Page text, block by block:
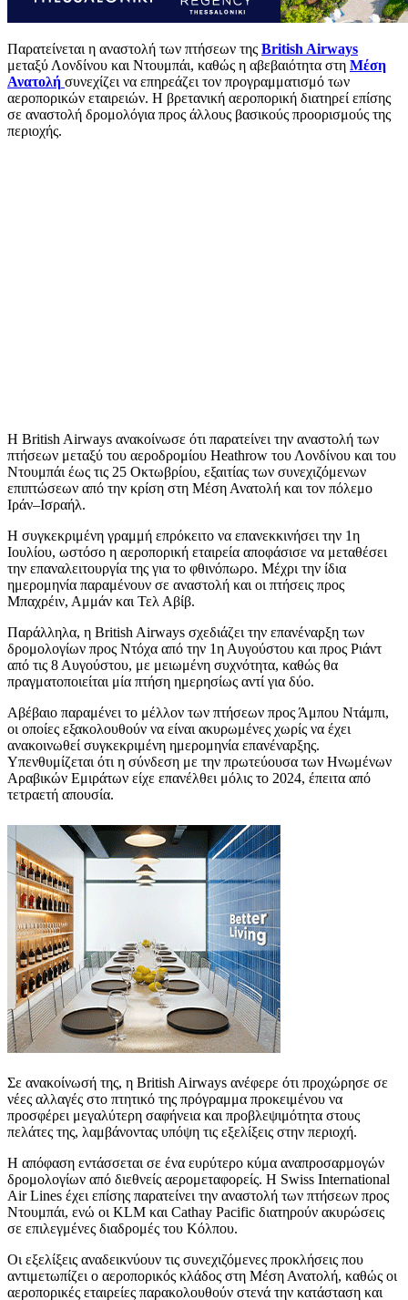
Παρατείνεται η αναστολή των πτήσεων της British Airways
μεταξύ Λονδίνου και Ντουμπάι, καθώς η αβεβαιότητα στη Μέση
Ανατολή συνεχίζει να επηρεάζει τον προγραμματισμό των
αεροπορικών εταιρειών. Η βρετανική αεροπορική διατηρεί επίσης
σε αναστολή δρομολόγια προς άλλους βασικούς προορισμούς της
περιοχής.
Η British Airways ανακοίνωσε ότι παρατείνει την αναστολή των
πτήσεων μεταξύ του αεροδρομίου Heathrow του Λονδίνου και του
Ντουμπάι έως τις 25 Οκτωβρίου, εξαιτίας των συνεχιζόμενων
επιπτώσεων από την κρίση στη Μέση Ανατολή και τον πόλεμο
Ιράν–Ισραήλ.
Η συγκεκριμένη γραμμή επρόκειτο να επανεκκινήσει την 1η
Ιουλίου, ωστόσο η αεροπορική εταιρεία αποφάσισε να μεταθέσει
την επαναλειτουργία της για το φθινόπωρο. Μέχρι την ίδια
ημερομηνία παραμένουν σε αναστολή και οι πτήσεις προς
Μπαχρέιν, Αμμάν και Τελ Αβίβ.
Παράλληλα, η British Airways σχεδιάζει την επανέναρξη των
δρομολογίων προς Ντόχα από την 1η Αυγούστου και προς Ριάντ
από τις 8 Αυγούστου, με μειωμένη συχνότητα, καθώς θα
πραγματοποιείται μία πτήση ημερησίως αντί για δύο.
Αβέβαιο παραμένει το μέλλον των πτήσεων προς Άμπου Ντάμπι,
οι οποίες εξακολουθούν να είναι ακυρωμένες χωρίς να έχει
ανακοινωθεί συγκεκριμένη ημερομηνία επανέναρξης.
Υπενθυμίζεται ότι η σύνδεση με την πρωτεύουσα των Ηνωμένων
Αραβικών Εμιράτων είχε επανέλθει μόλις το 2024, έπειτα από
τετραετή απουσία.
Σε ανακοίνωσή της, η British Airways ανέφερε ότι προχώρησε σε
νέες αλλαγές στο πτητικό της πρόγραμμα προκειμένου να
προσφέρει μεγαλύτερη σαφήνεια και προβλεψιμότητα στους
πελάτες της, λαμβάνοντας υπόψη τις εξελίξεις στην περιοχή.
Η απόφαση εντάσσεται σε ένα ευρύτερο κύμα αναπροσαρμογών
δρομολογίων από διεθνείς αερομεταφορείς. Η Swiss International
Air Lines έχει επίσης παρατείνει την αναστολή των πτήσεων προς
Ντουμπάι, ενώ οι KLM και Cathay Pacific διατηρούν ακυρώσεις
σε επιλεγμένες διαδρομές του Κόλπου.
Οι εξελίξεις αναδεικνύουν τις συνεχιζόμενες προκλήσεις που
αντιμετωπίζει ο αεροπορικός κλάδος στη Μέση Ανατολή, καθώς οι
αεροπορικές εταιρείες παρακολουθούν στενά την κατάσταση και